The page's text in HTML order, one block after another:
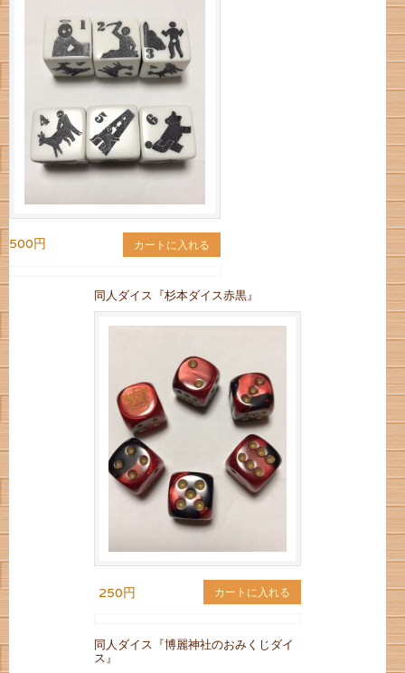
500円 カートに入れる
同人ダイス『杉本ダイス赤黒』
250円 カートに入れる
同人ダイス『博麗神社のおみくじダイ
ス』